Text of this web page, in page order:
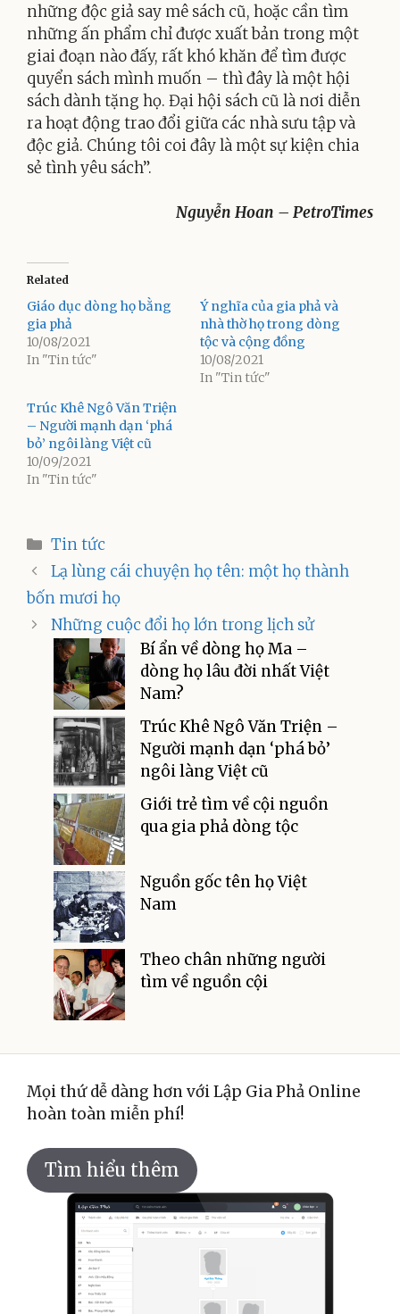
những độc giả say mê sách cũ, hoặc cần tìm
những ấn phẩm chỉ được xuất bản trong một
giai đoạn nào đấy, rất khó khăn để tìm được
quyển sách mình muốn – thì đây là một hội
sách dành tặng họ. Đại hội sách cũ là nơi diễn
ra hoạt động trao đổi giữa các nhà sưu tập và
độc giả. Chúng tôi coi đây là một sự kiện chia
sẻ tình yêu sách”.
Nguyễn Hoan – PetroTimes
Related
Giáo dục dòng họ bằng
gia phả
10/08/2021
In "Tin tức"
Ý nghĩa của gia phả và
nhà thờ họ trong dòng
tộc và cộng đồng
10/08/2021
In "Tin tức"
Trúc Khê Ngô Văn Triện
– Người mạnh dạn ‘phá
bỏ’ ngôi làng Việt cũ
10/09/2021
In "Tin tức"
Categories
Tin tức
Lạ lùng cái chuyện họ tên: một họ thành
bốn mươi họ
Những cuộc đổi họ lớn trong lịch sử
Bí ẩn về dòng họ Ma –
dòng họ lâu đời nhất Việt
Nam?
Trúc Khê Ngô Văn Triện –
Người mạnh dạn ‘phá bỏ’
ngôi làng Việt cũ
Giới trẻ tìm về cội nguồn
qua gia phả dòng tộc
Nguồn gốc tên họ Việt
Nam
Theo chân những người
tìm về nguồn cội
Mọi thứ dễ dàng hơn với Lập Gia Phả Online
hoàn toàn miễn phí!
Tìm hiểu thêm